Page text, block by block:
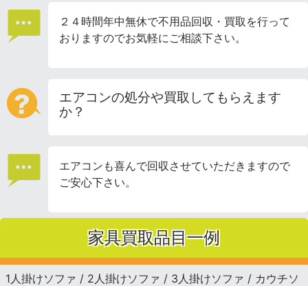
２４時間年中無休で不用品回収・買取を行って
おりますのでお気軽にご相談下さい。
エアコンの処分や買取してもらえます
か？
エアコンも喜んで回収させていただきますので
ご安心下さい。
家具買取品目一例
1人掛けソファ / 2人掛けソファ / 3人掛けソファ / カウチソ